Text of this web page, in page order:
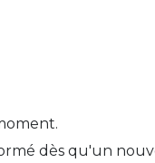
dès qu'un